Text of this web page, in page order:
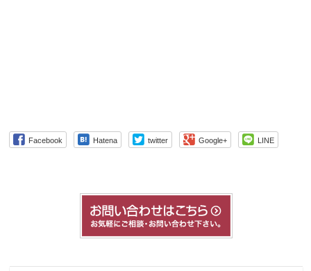
Facebook Hatena twitter Google+ LINE